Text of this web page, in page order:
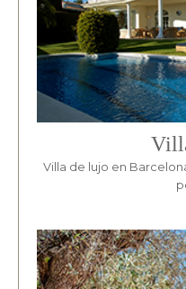
Villa de lujo en